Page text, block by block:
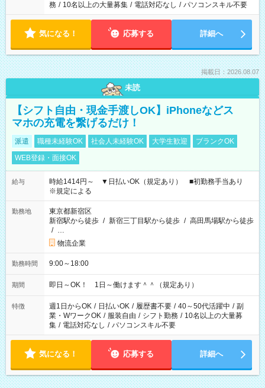
務 / 10名以上の大量募集 / 電話対応なし / パソコンスキル不要
気になる！ 応募する 詳細へ
掲載日：2026.08.07
未読
【シフト自由・現金手渡しOK】iPhoneなどス
マホの充電を繋げるだけ！
派遣 職種未経験OK 社会人未経験OK 大学生歓迎
ブランクOK
WEB登録・面接OK
給与
時給1414円～ ▼日払いOK（規定あり） ■初勤務手当あり
※規定による
勤務地
東京都新宿区
新宿駅から徒歩 / 新宿三丁目駅から徒歩 / 高田馬場駅から徒歩
/ …
物流企業
勤務時間 9:00～18:00
期間 即日～OK！ 1日～働けます＾＾（規定あり）
特徴 週1日からOK / 日払いOK / 履歴書不要 / 40～50代活躍中 / 副
業・WワークOK / 服装自由 / シフト勤務 / 10名以上の大量募
集 / 電話対応なし / パソコンスキル不要
気になる！ 応募する 詳細へ